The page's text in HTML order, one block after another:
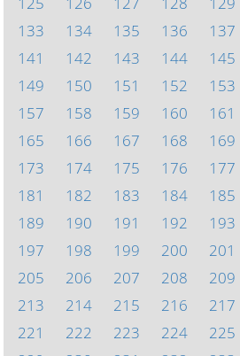
133
134 135 136 137
141
142 143 144 145
149
150 151 152 153
157
158 159 160 161
165
166 167 168 169
173
174 175 176 177
181
182 183 184 185
189
190 191 192 193
197
198 199 200 201
205
206 207 208 209
213
214 215 216 217
221
222 223 224 225